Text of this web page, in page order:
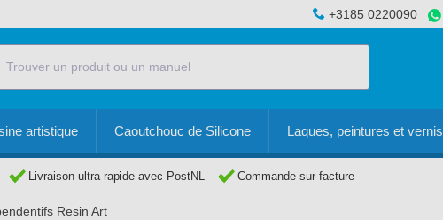
+3185 0220090
artistique Caoutchouc de Silicone Laques, peintures et vernis
Livraison ultra rapide avec PostNL Commande sur facture
Resin Art